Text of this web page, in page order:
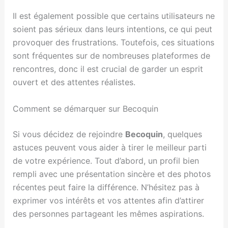
Il est également possible que certains utilisateurs ne
soient pas sérieux dans leurs intentions, ce qui peut
provoquer des frustrations. Toutefois, ces situations
sont fréquentes sur de nombreuses plateformes de
rencontres, donc il est crucial de garder un esprit
ouvert et des attentes réalistes.
Comment se démarquer sur Becoquin
Si vous décidez de rejoindre Becoquin, quelques
astuces peuvent vous aider à tirer le meilleur parti
de votre expérience. Tout d’abord, un profil bien
rempli avec une présentation sincère et des photos
récentes peut faire la différence. N’hésitez pas à
exprimer vos intérêts et vos attentes afin d’attirer
des personnes partageant les mêmes aspirations.